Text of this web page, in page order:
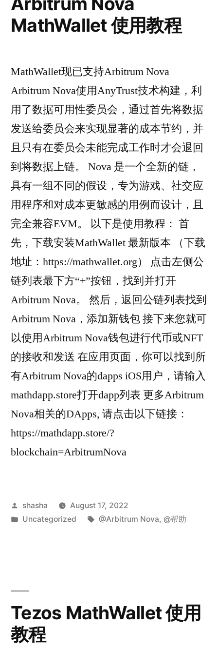
MathWallet 使用教程
MathWallet现已支持Arbitrum Nova
Arbitrum Nova使用AnyTrust技术构建，利
用了数据可用性委员会，通过首先将数据
发送给委员会来实现显著的成本节约，并
且只有在委员会未能完成工作时才会退回
到将数据上链。 Nova 是一个全新的链，
具有一组不同的假设，专为游戏、社交应
用程序和对成本更敏感的用例而设计，且
完全兼容EVM。 以下是使用教程： 首
先，下载安装MathWallet 最新版本 （下载
地址：https://mathwallet.org） 点击左侧公
链列表最下方“+”按钮，找到并打开
Arbitrum Nova。 然后，返回公链列表找到
Arbitrum Nova，添加新钱包 接下来您就可
以使用Arbitrum Nova钱包进行代币或NFT
的接收和发送 在应用页面，你可以找到所
有Arbitrum Nova的dapps iOS用户，请输入
mathdapp.store打开dapp列表 更多Arbitrum
Nova相关的DApps, 请点击以下链接：
https://mathdapp.store/?
blockchain=ArbitrumNova
Posted
by
shasha
August 17, 2022
Posted
Uncategorized Tags:
@Arbitrum Nova, @帮助
Tezos MathWallet 使用
教程